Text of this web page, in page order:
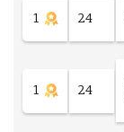
1 24
1 24